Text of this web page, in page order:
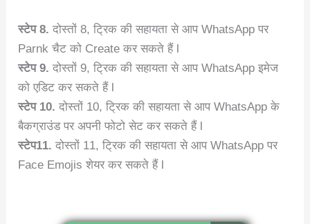
स्टेप 8. दोस्तों 8, ट्रिक की सहायता से आप WhatsApp पर
Parnk चैट को Create कर सकते हैं l
स्टेप 9. दोस्तों 9, ट्रिक की सहायता से आप WhatsApp इमेज
को एडिट कर सकते हैं l
स्टेप 10. दोस्तों 10, ट्रिक की सहायता से आप WhatsApp के
बैकग्राउंड पर अपनी फोटो सेट कर सकते हैं l
स्टेप11. दोस्तों 11, ट्रिक की सहायता से आप WhatsApp पर
Face Emojis शेयर कर सकते हैं l